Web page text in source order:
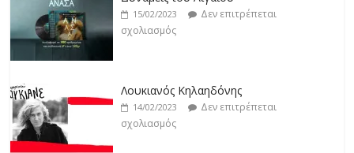
σχολιασμός
19/02/2023
Δεν επιτρέπεται
σχολιασμός
15/02/2023
Δεν επιτρέπεται
σχολιασμός
Λουκιανός Κηλαηδόνης
14/02/2023
Δεν επιτρέπεται
σχολιασμός